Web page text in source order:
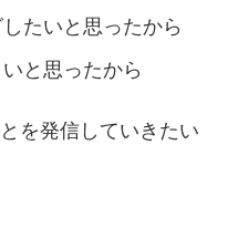
たいと思ったから
と思ったから
を発信していきたい